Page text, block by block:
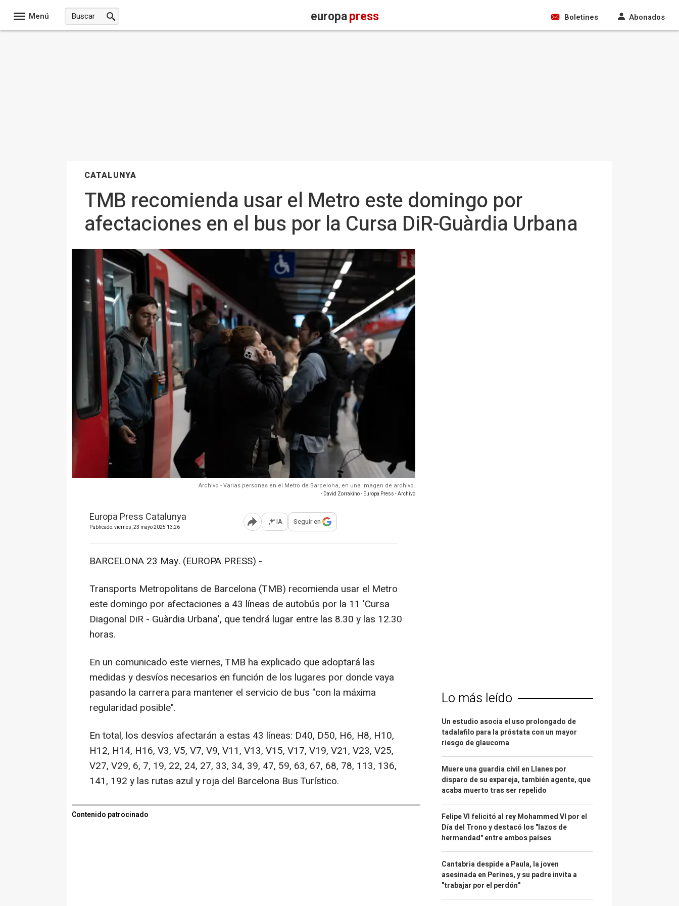
Menú europapress Boletines Abonados
CATALUNYA
TMB recomienda usar el Metro este domingo por
afectaciones en el bus por la Cursa DiR-Guàrdia Urbana
Archivo - Varias personas en el Metro de Barcelona, en una imagen de archivo.
- David Zorrakino - Europa Press - Archivo
Europa Press Catalunya
Publicado: viernes, 23 mayo 2025 13:26 Abrir opciones para compartir
IA Seguir en
BARCELONA 23 May. (EUROPA PRESS) -
Transports Metropolitans de Barcelona (TMB) recomienda usar el Metro
este domingo por afectaciones a 43 líneas de autobús por la 11 'Cursa
Diagonal DiR - Guàrdia Urbana', que tendrá lugar entre las 8.30 y las 12.30
horas.
En un comunicado este viernes, TMB ha explicado que adoptará las
medidas y desvíos necesarios en función de los lugares por donde vaya
pasando la carrera para mantener el servicio de bus "con la máxima
regularidad posible".
En total, los desvíos afectarán a estas 43 líneas: D40, D50, H6, H8, H10,
H12, H14, H16, V3, V5, V7, V9, V11, V13, V15, V17, V19, V21, V23, V25,
V27, V29, 6, 7, 19, 22, 24, 27, 33, 34, 39, 47, 59, 63, 67, 68, 78, 113, 136,
141, 192 y las rutas azul y roja del Barcelona Bus Turístico.
Contenido patrocinado
Lo más leído
Un estudio asocia el uso prolongado de
tadalafilo para la próstata con un mayor
riesgo de glaucoma
Muere una guardia civil en Llanes por
disparo de su expareja, también agente, que
acaba muerto tras ser repelido
Felipe VI felicitó al rey Mohammed VI por el
Día del Trono y destacó los "lazos de
hermandad" entre ambos países
Cantabria despide a Paula, la joven
asesinada en Perines, y su padre invita a
"trabajar por el perdón"